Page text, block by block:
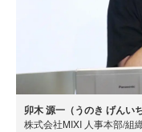
卯木 源一（うのき げんい
株式会社MIXI 人事本部/組